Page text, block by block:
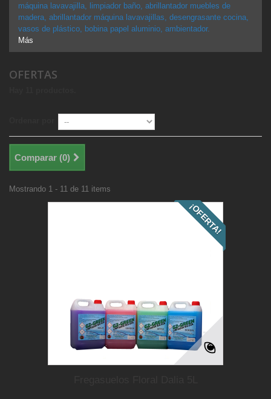
máquina lavavajilla, limpiador baño, abrillantador muebles de
madera, abrillantador máquina lavavajillas, desengrasante cocina,
vasos de plástico, bobina papel aluminio, ambientador.
Más
OFERTAS
Comparar (0)
Mostrando 1 - 11 de 11 items
¡OFERTA!